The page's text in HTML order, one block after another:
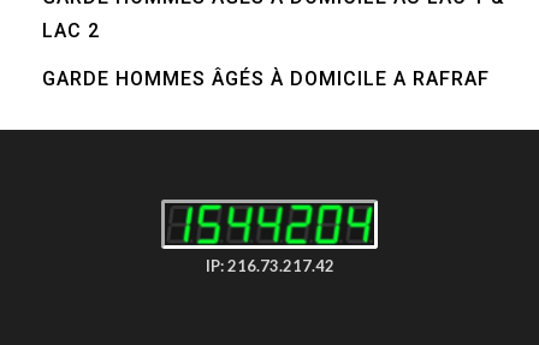
LAC 2
GARDE HOMMES ÂGÉS À DOMICILE A RAFRAF
IP: 216.73.217.42